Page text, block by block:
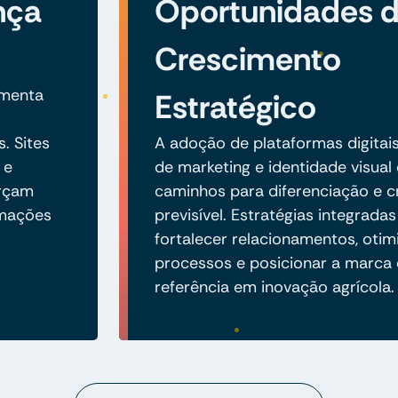
Sites
Oportunidades
Crescimento
Estratégico
A adoção de plataformas
de marketing e identidade visual
caminhos para diferenciação e
previsível. Estratégias
fortalecer relacionamentos,
processos e posicionar a marca
referência em inovação agrícola.